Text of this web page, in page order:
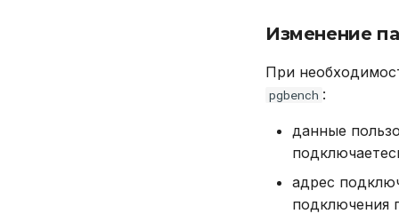
Изменение
При
pgbench :
данные
адрес
подключения